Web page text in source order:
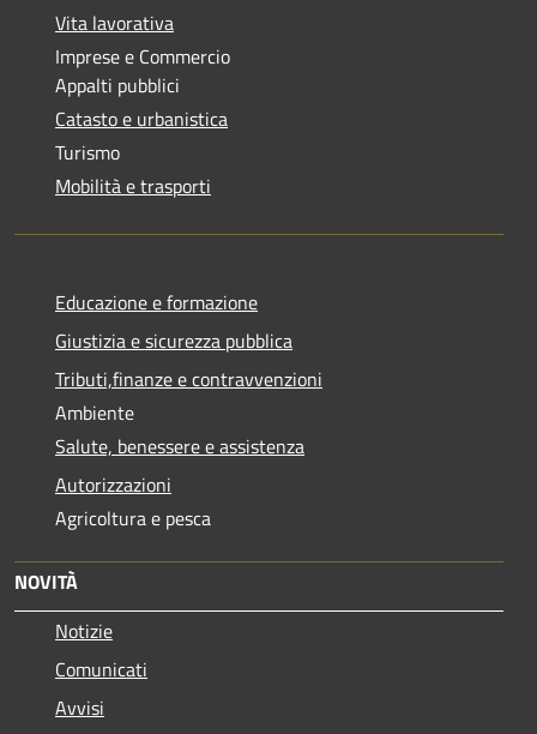
Vita lavorativa
Imprese e Commercio
Appalti pubblici
Catasto e urbanistica
Turismo
Mobilità e trasporti
Educazione e formazione
Giustizia e sicurezza pubblica
Tributi,finanze e contravvenzioni
Ambiente
Salute, benessere e assistenza
Autorizzazioni
Agricoltura e pesca
NOVITÀ
Notizie
Comunicati
Avvisi